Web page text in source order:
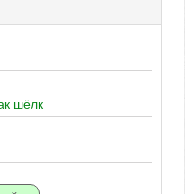
шёлк